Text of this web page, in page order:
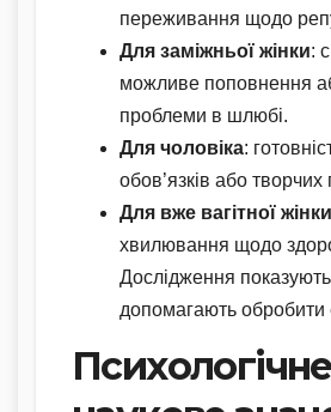
переживання щодо
Для заміжньої жінки:
можливе поповнення
проблеми в шлюбі.
Для чоловіка:
обов’язків або творчих
Для вже вагітної жінки
хвилювання щодо
Дослідження
допомагають обробити